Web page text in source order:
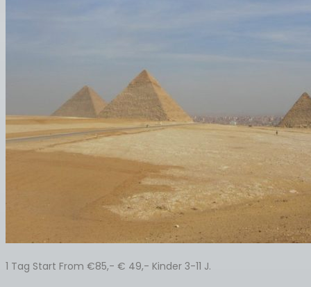
1 Tag Start From €85,- € 49,- Kinder 3-11 J.